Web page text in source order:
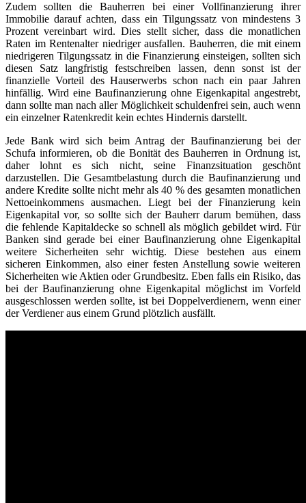
Zudem sollten die Bauherren bei einer Vollfinanzierung ihrer
Immobilie darauf achten, dass ein Tilgungssatz von mindestens 3
Prozent vereinbart wird. Dies stellt sicher, dass die monatlichen
Raten im Rentenalter niedriger ausfallen. Bauherren, die mit einem
niedrigeren Tilgungssatz in die Finanzierung einsteigen, sollten sich
diesen Satz langfristig festschreiben lassen, denn sonst ist der
finanzielle Vorteil des Hauserwerbs schon nach ein paar Jahren
hinfällig. Wird eine Baufinanzierung ohne Eigenkapital angestrebt,
dann sollte man nach aller Möglichkeit schuldenfrei sein, auch wenn
ein einzelner Ratenkredit kein echtes Hindernis darstellt.
Jede Bank wird sich beim Antrag der Baufinanzierung bei der
Schufa informieren, ob die Bonität des Bauherren in Ordnung ist,
daher lohnt es sich nicht, seine Finanzsituation geschönt
darzustellen. Die Gesamtbelastung durch die Baufinanzierung und
andere Kredite sollte nicht mehr als 40 % des gesamten monatlichen
Nettoeinkommens ausmachen. Liegt bei der Finanzierung kein
Eigenkapital vor, so sollte sich der Bauherr darum bemühen, dass
die fehlende Kapitaldecke so schnell als möglich gebildet wird. Für
Banken sind gerade bei einer Baufinanzierung ohne Eigenkapital
weitere Sicherheiten sehr wichtig. Diese bestehen aus einem
sicheren Einkommen, also einer festen Anstellung sowie weiteren
Sicherheiten wie Aktien oder Grundbesitz. Eben falls ein Risiko, das
bei der Baufinanzierung ohne Eigenkapital möglichst im Vorfeld
ausgeschlossen werden sollte, ist bei Doppelverdienern, wenn einer
der Verdiener aus einem Grund plötzlich ausfällt.